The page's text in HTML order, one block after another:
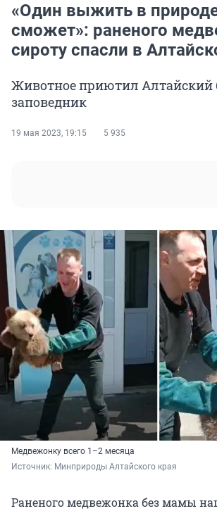
«Один выжить в
сможет»: раненого
сироту спасли в
Животное приютил Алтайский
заповедник
19 мая 2023, 19:15 5 935
Медвежонку всего 1–2 месяца
Источник: Минприроды Алтайского края
Раненого медвежонка без мамы